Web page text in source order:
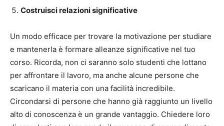
Costruisci relazioni significative
Un modo efficace per trovare la motivazione per studiare
e mantenerla è formare alleanze significative nel tuo
corso. Ricorda, non ci saranno solo studenti che lottano
per affrontare il lavoro, ma anche alcune persone che
scaricano il materia con una facilità incredibile.
Circondarsi di persone che hanno già raggiunto un livello
alto di conoscenza è un grande vantaggio. Chiedere loro